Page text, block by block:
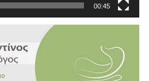
00:45